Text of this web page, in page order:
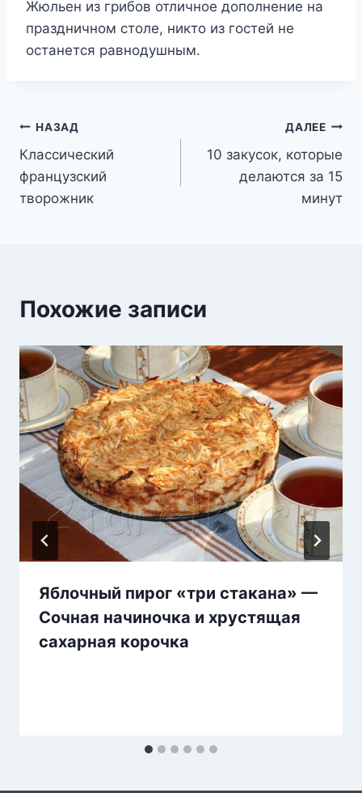
Жюльен из грибов отличное дополнение на
праздничном столе, никто из гостей не
останется равнодушным.
Навигация
по
записям
НАЗАД
Классический
французский
творожник
ДАЛЕЕ
10 закусок, которые
делаются за 15
минут
Похожие записи
Яблочный пирог «три стакана» —
Сочная начиночка и хрустящая
сахарная корочка